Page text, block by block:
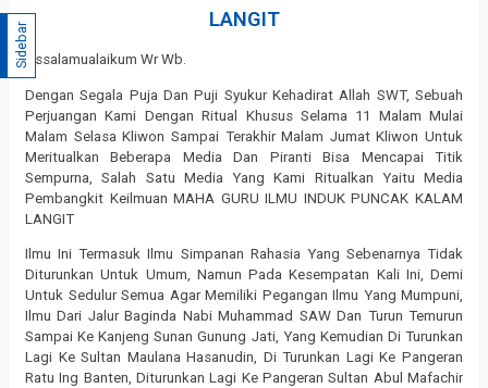
LANGIT
Assalamualaikum Wr Wb.
Dengan Segala Puja Dan Puji Syukur Kehadirat Allah SWT, Sebuah
Perjuangan Kami Dengan Ritual Khusus Selama 11 Malam Mulai
Malam Selasa Kliwon Sampai Terakhir Malam Jumat Kliwon Untuk
Meritualkan Beberapa Media Dan Piranti Bisa Mencapai Titik
Sempurna, Salah Satu Media Yang Kami Ritualkan Yaitu Media
Pembangkit Keilmuan MAHA GURU ILMU INDUK PUNCAK KALAM
LANGIT
Ilmu Ini Termasuk Ilmu Simpanan Rahasia Yang Sebenarnya Tidak
Diturunkan Untuk Umum, Namun Pada Kesempatan Kali Ini, Demi
Untuk Sedulur Semua Agar Memiliki Pegangan Ilmu Yang Mumpuni,
Ilmu Dari Jalur Baginda Nabi Muhammad SAW Dan Turun Temurun
Sampai Ke Kanjeng Sunan Gunung Jati, Yang Kemudian Di Turunkan
Lagi Ke Sultan Maulana Hasanudin, Di Turunkan Lagi Ke Pangeran
Ratu Ing Banten, Diturunkan Lagi Ke Pangeran Sultan Abul Mafachir
Sidebar